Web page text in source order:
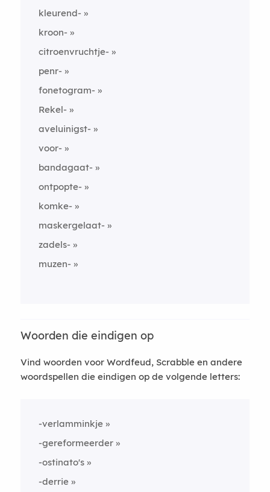
kleurend-
kroon-
citroenvruchtje-
penr-
fonetogram-
Rekel-
aveluinigst-
voor-
bandagaat-
ontpopte-
komke-
maskergelaat-
zadels-
muzen-
Woorden die eindigen op
Vind woorden voor Wordfeud, Scrabble en andere
woordspellen die eindigen op de volgende letters:
-verlamminkje
-gereformeerder
-ostinato's
-derrie